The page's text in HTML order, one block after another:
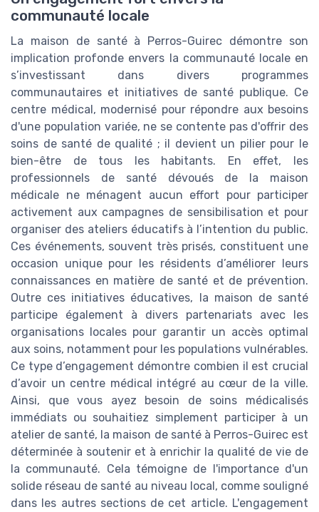
communauté locale
La maison de santé à Perros-Guirec démontre son
implication profonde envers la communauté locale en
s’investissant dans divers programmes
communautaires et initiatives de santé publique. Ce
centre médical, modernisé pour répondre aux besoins
d'une population variée, ne se contente pas d'offrir des
soins de santé de qualité ; il devient un pilier pour le
bien-être de tous les habitants. En effet, les
professionnels de santé dévoués de la maison
médicale ne ménagent aucun effort pour participer
activement aux campagnes de sensibilisation et pour
organiser des ateliers éducatifs à l’intention du public.
Ces événements, souvent très prisés, constituent une
occasion unique pour les résidents d’améliorer leurs
connaissances en matière de santé et de prévention.
Outre ces initiatives éducatives, la maison de santé
participe également à divers partenariats avec les
organisations locales pour garantir un accès optimal
aux soins, notamment pour les populations vulnérables.
Ce type d’engagement démontre combien il est crucial
d’avoir un centre médical intégré au cœur de la ville.
Ainsi, que vous ayez besoin de soins médicalisés
immédiats ou souhaitiez simplement participer à un
atelier de santé, la maison de santé à Perros-Guirec est
déterminée à soutenir et à enrichir la qualité de vie de
la communauté. Cela témoigne de l'importance d'un
solide réseau de santé au niveau local, comme souligné
dans les autres sections de cet article. L'engagement